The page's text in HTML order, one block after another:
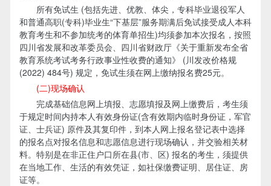
所有免试生 (包括先进、优教、体尖，专科毕业退役军人
和普通高职(专科)毕业生“下基层”服务期满后免试接受成人本科
教育考生和不参加统考的体育单招生)均须参加本次报名，按照
四川省发展和改革委员会、四川省财政厅《关于重新发布全省
教育系统考试考务行政事业性收费的通知》 (川发改价格规
(2022) 484号) 规定，免试生须在网上缴纳报名费25元。
(二)现场确认
完成基础信息网上填报、志愿填报及网上缴费后，考生须
于规定时间内持本人有效身份证(含有效期内临时身份证，军官
证、士兵证) 原件及其复印件，到本人网上报名登记表中选择
的报名点对报名信息和志愿信息进行现场确认，并交验相关材
料。特别是在非正住户口所在县(市、区) 报名的考生，须提供
在当地工作、生活的有效凭证，如社保缴费证明、居住证、房
证等。